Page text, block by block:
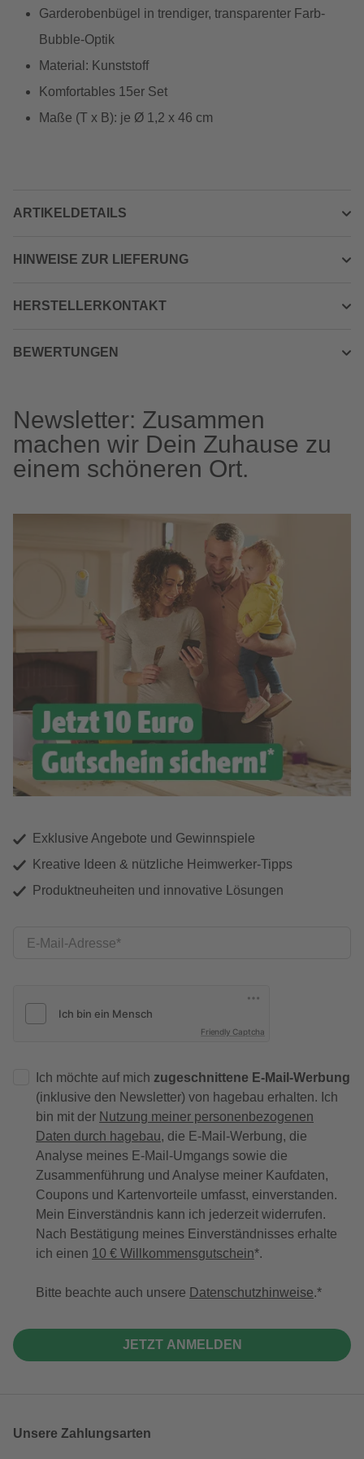
Garderobenbügel in trendiger, transparenter Farb-
Bubble-Optik
Material: Kunststoff
Komfortables 15er Set
Maße (T x B): je Ø 1,2 x 46 cm
ARTIKELDETAILS
HINWEISE ZUR LIEFERUNG
HERSTELLERKONTAKT
BEWERTUNGEN
Newsletter: Zusammen
machen wir Dein Zuhause zu
einem schöneren Ort.
Exklusive Angebote und Gewinnspiele
Kreative Ideen & nützliche Heimwerker-Tipps
Produktneuheiten und innovative Lösungen
E-Mail-Adresse
Friendly Captcha
Ich möchte auf mich zugeschnittene E-Mail-Werbung
(inklusive den Newsletter) von hagebau erhalten. Ich
bin mit der Nutzung meiner personenbezogenen
Daten durch hagebau, die E-Mail-Werbung, die
Analyse meines E-Mail-Umgangs sowie die
Zusammenführung und Analyse meiner Kaufdaten,
Coupons und Kartenvorteile umfasst, einverstanden.
Mein Einverständnis kann ich jederzeit widerrufen.
Nach Bestätigung meines Einverständnisses erhalte
ich einen 10 € Willkommensgutschein*.
Bitte beachte auch unsere Datenschutzhinweise.
JETZT ANMELDEN
Unsere Zahlungsarten